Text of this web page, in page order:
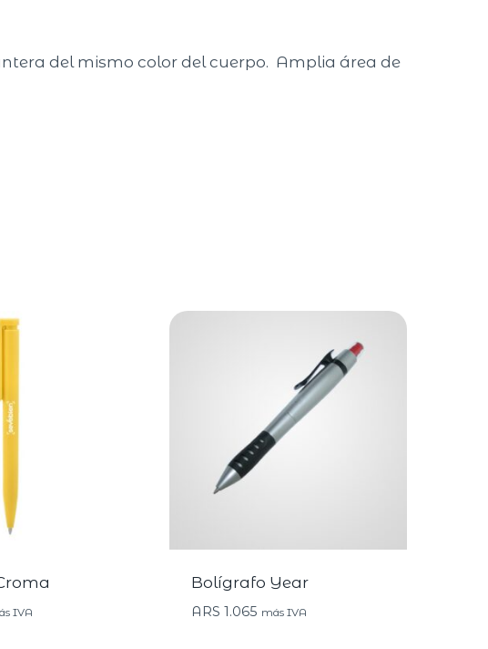
del mismo color del cuerpo. Amplia área de
IVA
Bolígrafo Year
ARS 1.065 más IVA